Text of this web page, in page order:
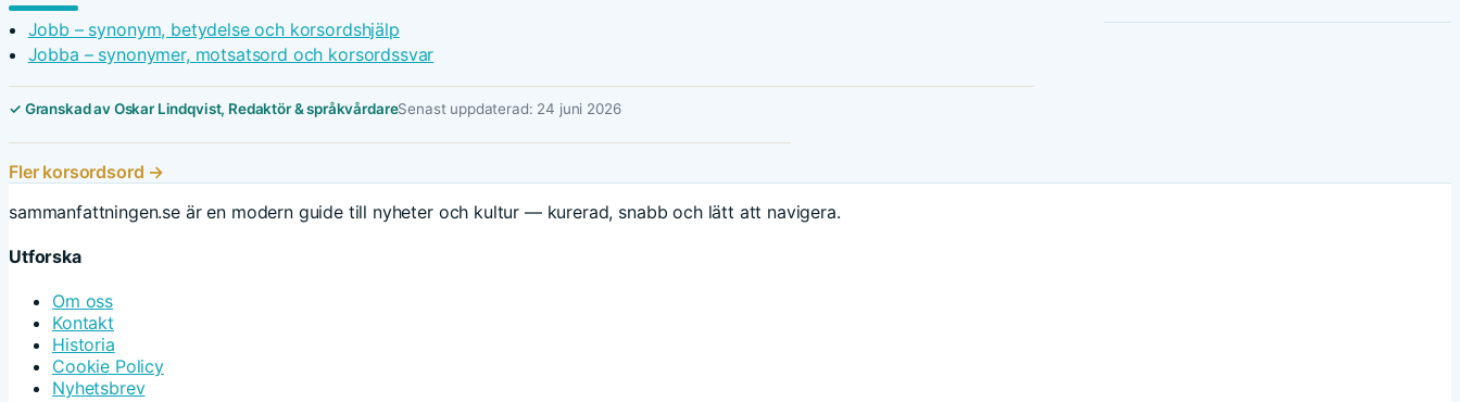
Jobb – synonym, betydelse och korsordshjälp
Jobba – synonymer, motsatsord och korsordssvar
✓ Granskad av Oskar Lindqvist, Redaktör & språkvårdareSenast uppdaterad: 24 juni 2026
Fler korsordsord →
sammanfattningen.se är en modern guide till nyheter och kultur — kurerad, snabb och lätt att navigera.
Utforska
Om oss
Kontakt
Historia
Cookie Policy
Nyhetsbrev